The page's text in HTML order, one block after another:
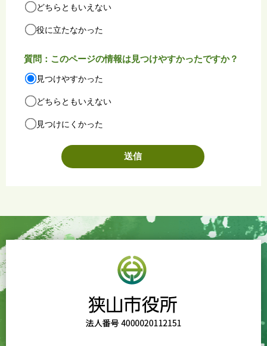
どちらともいえない
役に立たなかった
質問：このページの情報は見つけやすかったですか？
見つけやすかった
どちらともいえない
見つけにくかった